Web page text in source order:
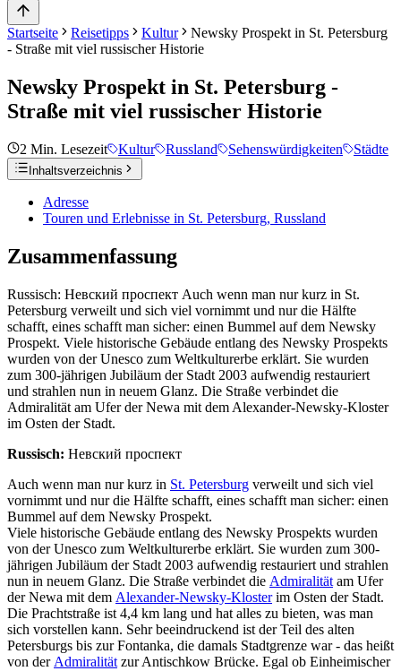
Startseite Reisetipps Kultur
Newsky Prospekt in St. Petersburg
- Straße mit viel russischer Historie
Newsky Prospekt in St. Petersburg -
Straße mit viel russischer Historie
2 Min. Lesezeit Kultur Russland Sehenswürdigkeiten Städte
Inhaltsverzeichnis
Adresse
Touren und Erlebnisse in St. Petersburg, Russland
Zusammenfassung
Russisch: Невский проспект Auch wenn man nur kurz in St.
Petersburg verweilt und sich viel vornimmt und nur die Hälfte
schafft, eines schafft man sicher: einen Bummel auf dem Newsky
Prospekt. Viele historische Gebäude entlang des Newsky Prospekts
wurden von der Unesco zum Weltkulturerbe erklärt. Sie wurden
zum 300-jährigen Jubiläum der Stadt 2003 aufwendig restauriert
und strahlen nun in neuem Glanz. Die Straße verbindet die
Admiralität am Ufer der Newa mit dem Alexander-Newsky-Kloster
im Osten der Stadt.
Russisch: Невский проспект
Auch wenn man nur kurz in St. Petersburg verweilt und sich viel
vornimmt und nur die Hälfte schafft, eines schafft man sicher: einen
Bummel auf dem Newsky Prospekt.
Viele historische Gebäude entlang des Newsky Prospekts wurden
von der Unesco zum Weltkulturerbe erklärt. Sie wurden zum 300-
jährigen Jubiläum der Stadt 2003 aufwendig restauriert und strahlen
nun in neuem Glanz. Die Straße verbindet die Admiralität am Ufer
der Newa mit dem Alexander-Newsky-Klosterim Osten der Stadt.
Die Prachtstraße ist 4,4 km lang und hat alles zu bieten, was man
sich vorstellen kann. Sehr beeindruckend ist der Teil des alten
Petersburgs bis zur Fontanka, die damals Stadtgrenze war - das heißt
von der Admiralität zur Antischkow Brücke. Egal ob Einheimischer